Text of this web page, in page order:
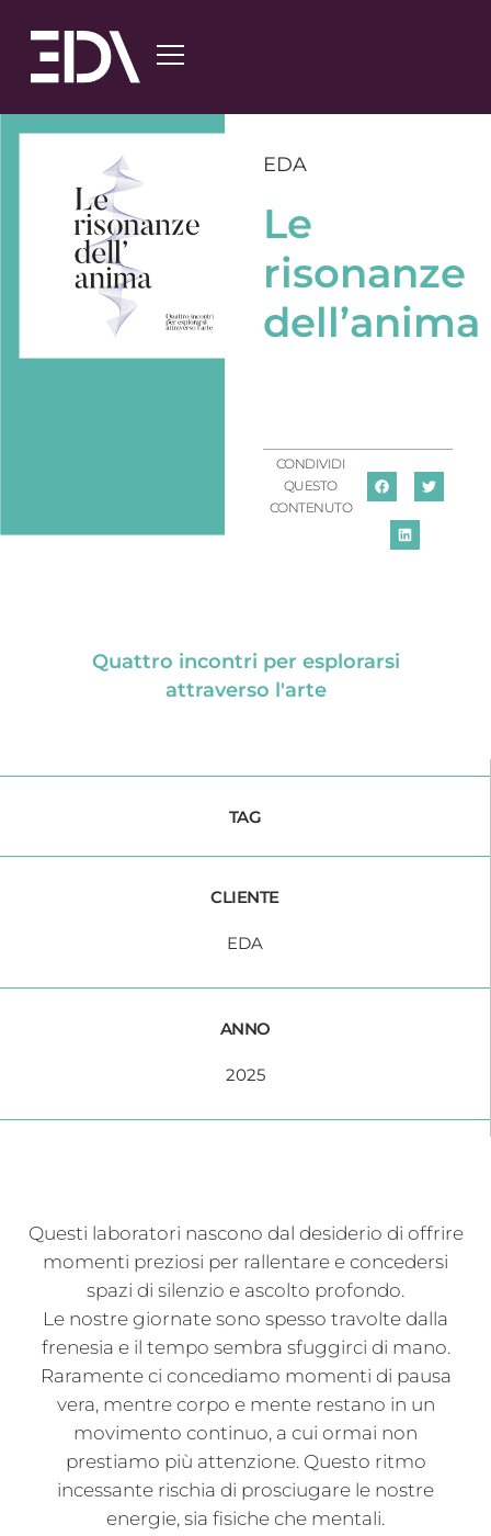
EDA
Le
risonanze
dell’anima
CONDIVIDI
QUESTO
CONTENUTO
Quattro incontri per esplorarsi
attraverso l'arte
TAG
CLIENTE
EDA
ANNO
2025
Questi laboratori nascono dal desiderio di offrire
momenti preziosi per rallentare e concedersi
spazi di silenzio e ascolto profondo.
Le nostre giornate sono spesso travolte dalla
frenesia e il tempo sembra sfuggirci di mano.
Raramente ci concediamo momenti di pausa
vera, mentre corpo e mente restano in un
movimento continuo, a cui ormai non
prestiamo più attenzione. Questo ritmo
incessante rischia di prosciugare le nostre
energie, sia fisiche che mentali.